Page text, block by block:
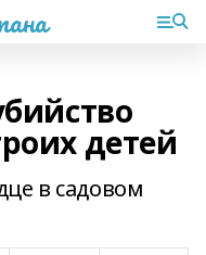
детей
в садовом